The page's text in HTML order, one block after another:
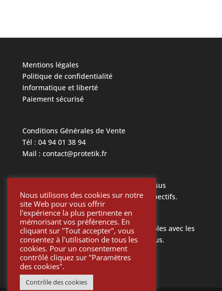
Mentions légales
Politique de confidentialité
Informatique et liberté
Paiement sécurisé
Conditions Générales de Vente
Tél : 04 94 01 38 94
Mail : contact@protetik.fr
Toutes les marques mentionnées ci dessus
appartiennent à leurs propriétaires respectifs.
Toutes les pièces Protétik sont compatibles avec les
différents systèmes mentionnés ci-dessus.
Nous utilisons des cookies sur notre
site Web pour vous offrir
l'expérience la plus pertinente en
mémorisant vos préférences. En
cliquant sur "Tout accepter", vous
consentez à l'utilisation de tous les
cookies. Pour un consentement
contrôlé cliquez sur "Paramètres
des cookies".
Contrôle des cookies